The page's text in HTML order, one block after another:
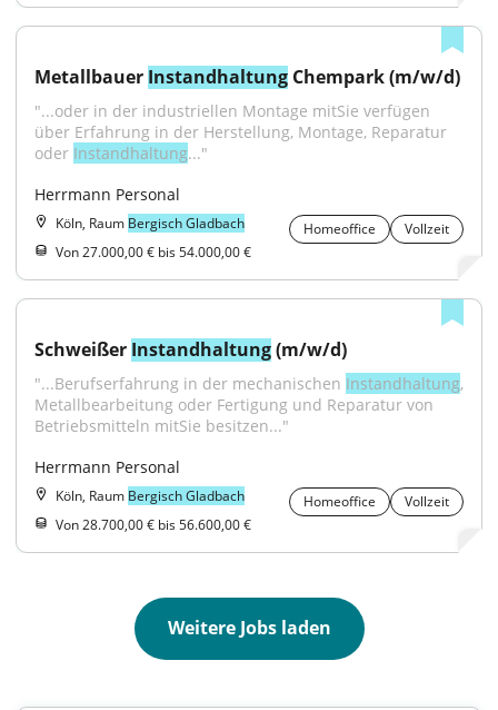
Metallbauer Instandhaltung Chempark (m/w/d)
"...oder in der industriellen Montage mitSie verfügen
über Erfahrung in der Herstellung, Montage, Reparatur
oder Instandhaltung..."
Herrmann Personal
Köln, Raum Bergisch Gladbach Homeoffice
Vollzeit
Von 27.000,00 € bis 54.000,00 €
Schweißer Instandhaltung (m/w/d)
"...Berufserfahrung in der mechanischen Instandhaltung,
Metallbearbeitung oder Fertigung und Reparatur von
Betriebsmitteln mitSie besitzen..."
Herrmann Personal
Köln, Raum Bergisch Gladbach Homeoffice
Vollzeit
Von 28.700,00 € bis 56.600,00 €
Weitere Jobs laden